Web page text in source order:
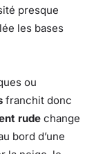
presque
les bases
ou
franchit donc
rude change
bord d’une